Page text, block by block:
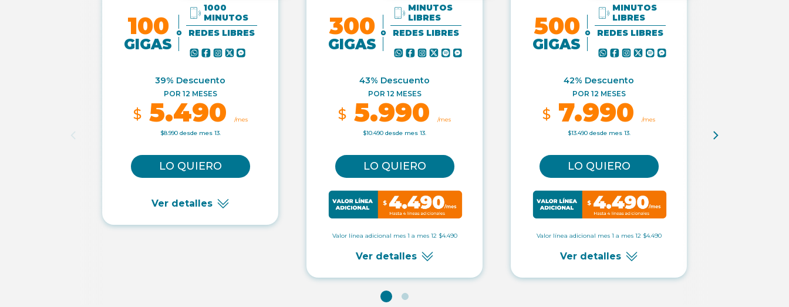
100
GIGAS
1000
MINUTOS
REDES LIBRES
39% Descuento
POR 12 MESES
$ 5.490
/mes
$8.990 desde mes 13.
LO QUIERO
Ver detalles
300
GIGAS
MINUTOS
LIBRES
REDES LIBRES
43% Descuento
POR 12 MESES
$ 5.990/mes
$10.490 desde mes 13.
LO QUIERO
Valor línea adicional mes 1 a mes 12 $4.490
Ver detalles
500
GIGAS
MINUTOS
LIBRES
REDES LIBRES
42% Descuento
POR 12 MESES
$ 7.990/mes
$13.490 desde mes 13.
LO QUIERO
Valor línea adicional mes 1 a mes 12 $4.490
Ver detalles